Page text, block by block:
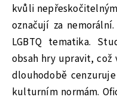
kvůli
označují za
LGBTQ tematika.
obsah hry upravit, což
dlouhodobě
kulturním normám.